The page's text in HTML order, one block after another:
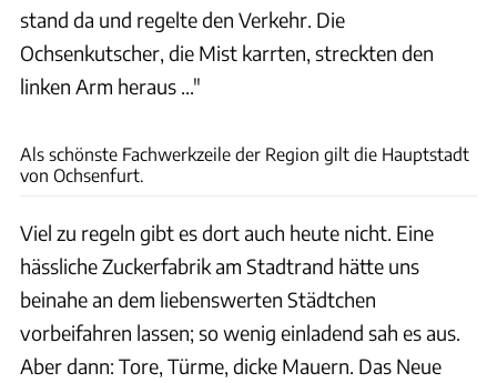
stand da und regelte den Verkehr. Die
Ochsenkutscher, die Mist karrten, streckten den
linken Arm heraus ..."
Andreas Weise/factum, anna-lena/fotolia, Andreas Hub/Tourismusverband Fränkisches
Als schönste Fachwerkzeile der Region gilt die Hauptstadt
von Ochsenfurt.
Viel zu regeln gibt es dort auch heute nicht. Eine
hässliche Zuckerfabrik am Stadtrand hätte uns
beinahe an dem liebenswerten Städtchen
vorbeifahren lassen; so wenig einladend sah es aus.
Aber dann: Tore, Türme, dicke Mauern. Das Neue